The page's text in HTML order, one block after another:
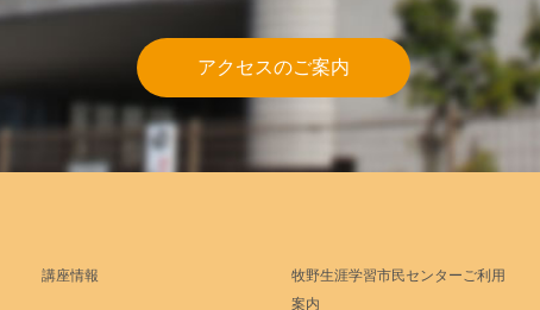
アクセスのご案内
講座情報
牧野生涯学習市民センターご利用
案内